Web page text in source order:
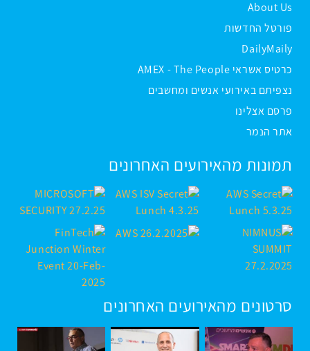
About Us
פורטל החדשות
DailyMaily
כרטיס אשראי AMEX - The People
נצפיתם באירועי אנשים ומחשבים
פרסם אצלינו
אתר הנמר
תמונות מהאירועים האחרונים
סרטונים מהאירועים האחרונים